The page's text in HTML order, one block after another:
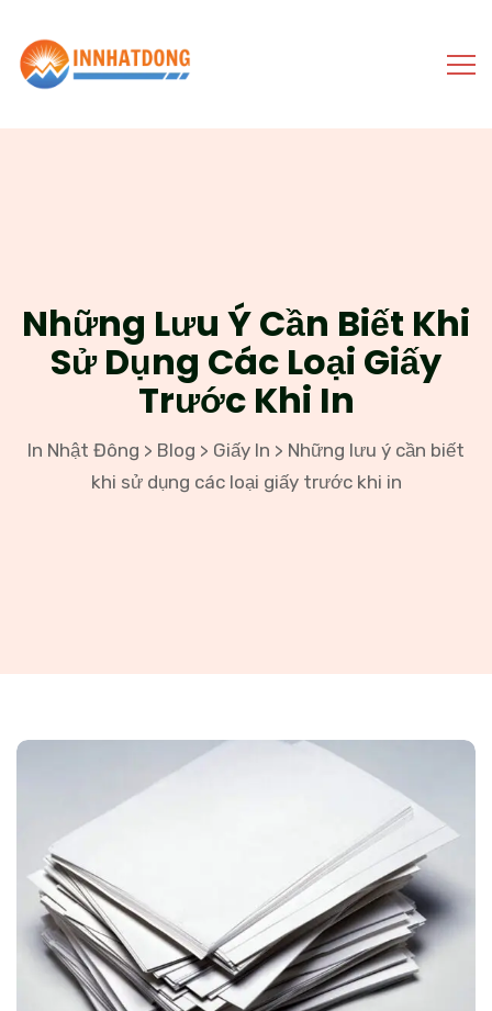
Những Lưu Ý Cần Biết Khi
Sử Dụng Các Loại Giấy
Trước Khi In
In Nhật Đông > Blog > Giấy In > Những lưu ý cần biết
khi sử dụng các loại giấy trước khi in